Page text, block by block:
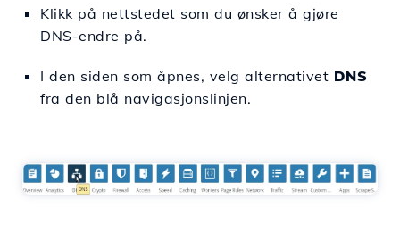
Klikk på nettstedet som du ønsker å gjøre
DNS-endre på.
I den siden som åpnes, velg alternativet DNS
fra den blå navigasjonslinjen.